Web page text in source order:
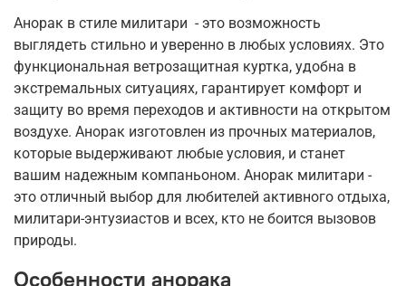
Анорак в стиле милитари - это возможность
выглядеть стильно и уверенно в любых условиях. Это
функциональная ветрозащитная куртка, удобна в
экстремальных ситуациях, гарантирует комфорт и
защиту во время переходов и активности на открытом
воздухе. Анорак изготовлен из прочных материалов,
которые выдерживают любые условия, и станет
вашим надежным компаньоном. Анорак милитари -
это отличный выбор для любителей активного отдыха,
милитари-энтузиастов и всех, кто не боится вызовов
природы.
Особенности анорака